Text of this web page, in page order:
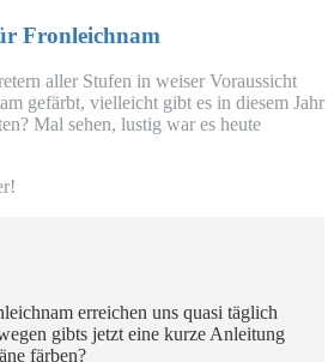
Fronleichnam
aller Stu­fen in wei­ser Vor­aus­sicht
gefärbt, viel­leicht gibt es in die­sem Jahr
Mal sehen, lus­tig war es heu­te
errei­chen uns qua­si täg­lich
gibts jetzt eine kur­ze Anlei­tung
färben?